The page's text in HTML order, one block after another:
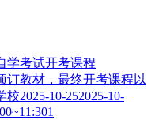
学考试开考课程
订教材，最终开考课程以
2025-10-252025-10-